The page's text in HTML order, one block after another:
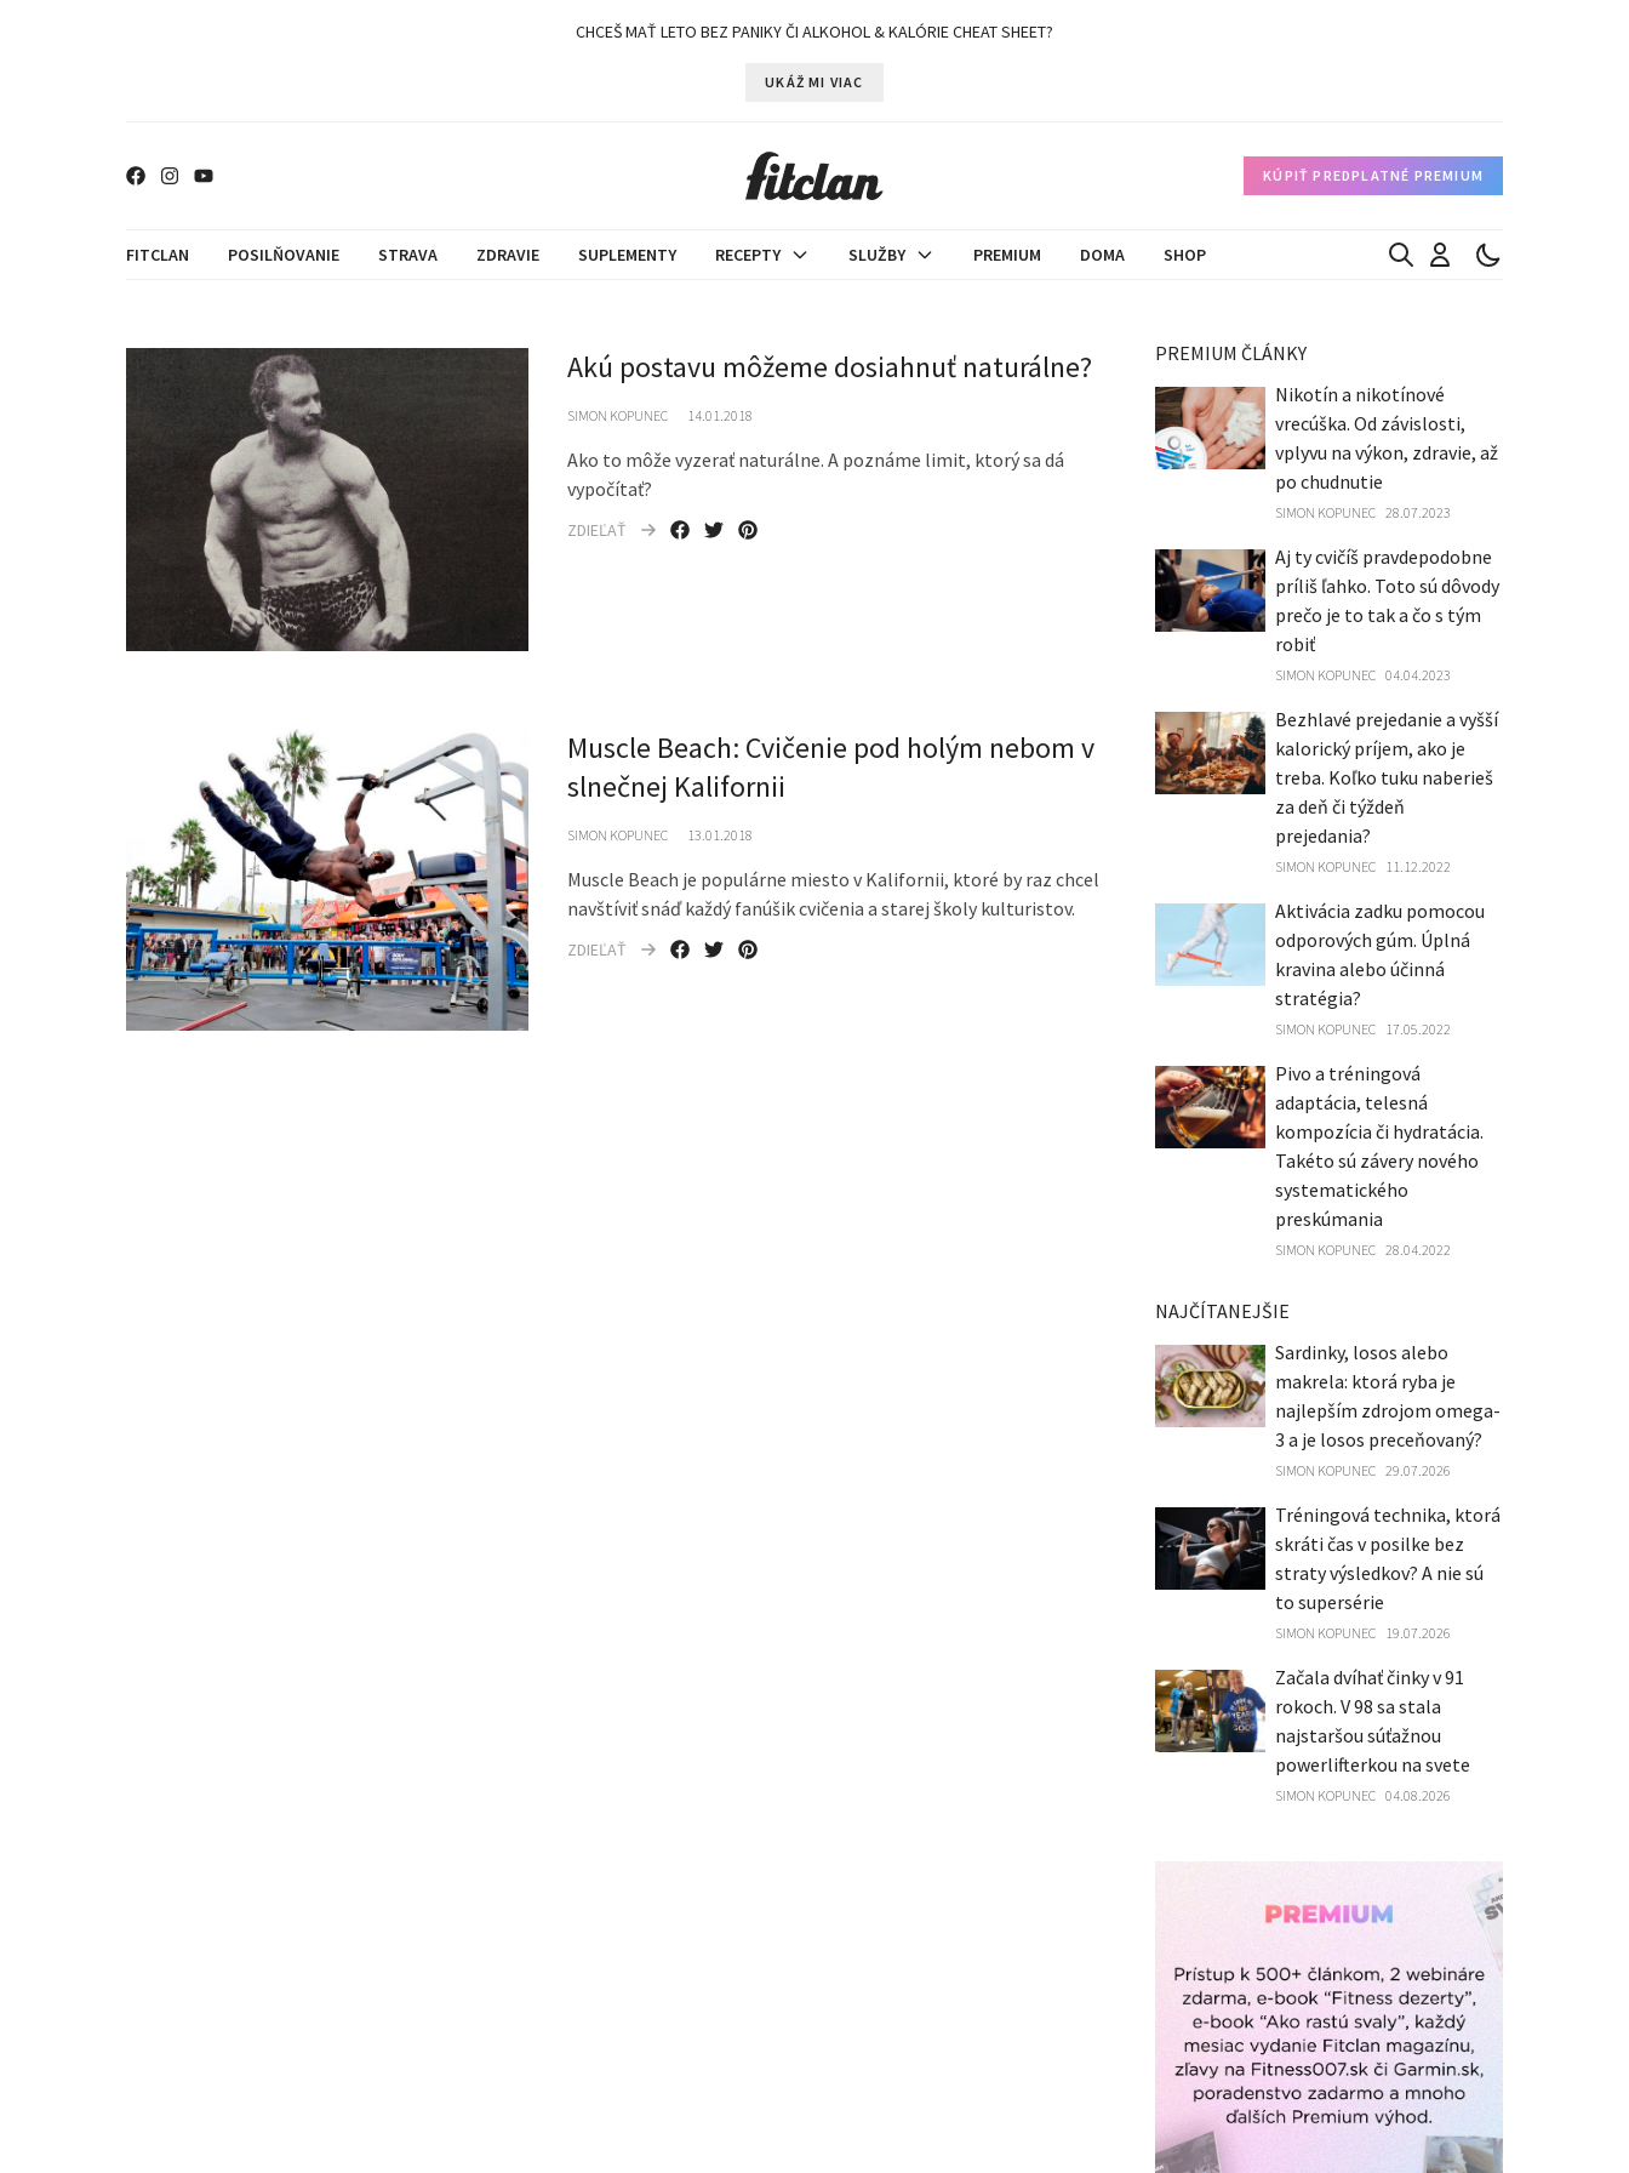
CHCEŠ MAŤ LETO BEZ PANIKY ČI ALKOHOL & KALÓRIE CHEAT SHEET?
UKÁŽ MI VIAC
KÚPIŤ PREDPLATNÉ PREMIUM
FITCLAN POSILŇOVANIE STRAVA ZDRAVIE SUPLEMENTY RECEPTY SLUŽBY PREMIUM DOMA SHOP
Akú postavu môžeme dosiahnuť naturálne?
SIMON KOPUNEC 14.01.2018
Ako to môže vyzerať naturálne. A poznáme limit, ktorý sa dá
vypočítať?
ZDIEĽAŤ
Muscle Beach: Cvičenie pod holým nebom v
slnečnej Kalifornii
SIMON KOPUNEC 13.01.2018
Muscle Beach je populárne miesto v Kalifornii, ktoré by raz chcel
navštíviť snáď každý fanúšik cvičenia a starej školy kulturistov.
ZDIEĽAŤ
PREMIUM ČLÁNKY
Nikotín a nikotínové
vrecúška. Od závislosti,
vplyvu na výkon, zdravie, až
po chudnutie
SIMON KOPUNEC 28.07.2023
Aj ty cvičíš pravdepodobne
príliš ľahko. Toto sú dôvody
prečo je to tak a čo s tým
robiť
SIMON KOPUNEC 04.04.2023
Bezhlavé prejedanie a vyšší
kalorický príjem, ako je
treba. Koľko tuku naberieš
za deň či týždeň
prejedania?
SIMON KOPUNEC 11.12.2022
Aktivácia zadku pomocou
odporových gúm. Úplná
kravina alebo účinná
stratégia?
SIMON KOPUNEC 17.05.2022
Pivo a tréningová
adaptácia, telesná
kompozícia či hydratácia.
Takéto sú závery nového
systematického
preskúmania
SIMON KOPUNEC 28.04.2022
NAJČÍTANEJŠIE
Sardinky, losos alebo
makrela: ktorá ryba je
najlepším zdrojom omega-
3 a je losos preceňovaný?
SIMON KOPUNEC 29.07.2026
Tréningová technika, ktorá
skráti čas v posilke bez
straty výsledkov? A nie sú
to supersérie
SIMON KOPUNEC 19.07.2026
Začala dvíhať činky v 91
rokoch. V 98 sa stala
najstaršou súťažnou
powerlifterkou na svete
SIMON KOPUNEC 04.08.2026